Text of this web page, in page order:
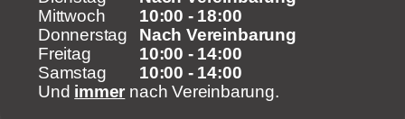
Mittwoch
10:00 - 18:00
Donnerstag
Nach Vereinbarung
Freitag
10:00 - 14:00
Samstag
10:00 - 14:00
Und immer nach Vereinbarung.